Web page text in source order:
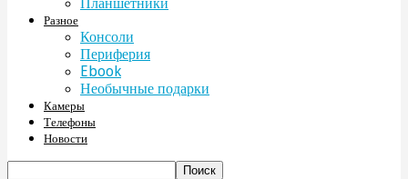
Разное
Консоли
Периферия
Ebook
Необычные подарки
Камеры
Телефоны
Новости